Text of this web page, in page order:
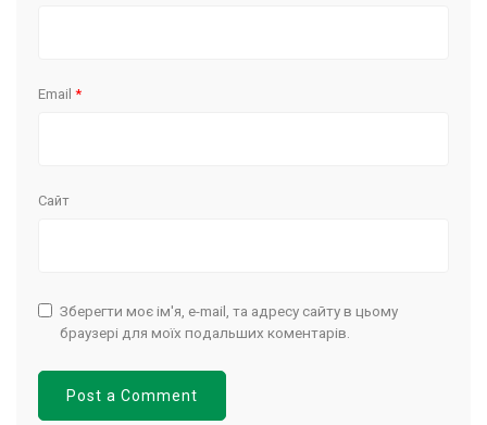
Email *
Сайт
Зберегти моє ім'я, e-mail, та адресу сайту в цьому
браузері для моїх подальших коментарів.